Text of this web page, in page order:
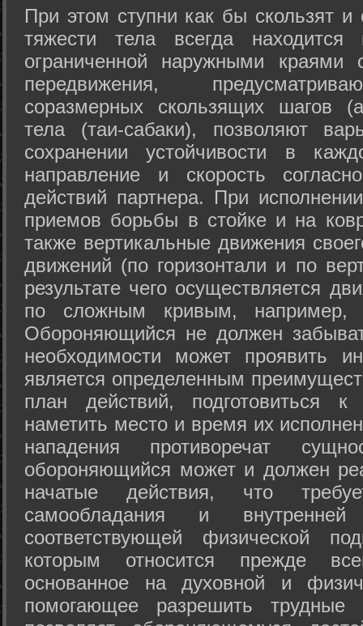
При этом ступни как бы скользят
тяжести тела всегда
ограниченной наружными краями
передвижения,
соразмерных скользящих шагов
тела (таи-сабаки), позволяют
сохранении устойчивости в
направление и скорость
действий партнера. При
приемов борьбы в стойке и на
также вертикальные движения
движений (по горизонтали и по
результате чего осуществляется
по сложным кривым, например,
Обороняющийся не должен
необходимости может проявить
является определенным
план действий, подготовиться
наметить место и время их
нападения противоречат
обороняющийся может и должен
начатые действия, что
самообладания и
соответствующей физической
которым относится прежде
основанное на духовной и
помогающее разрешить